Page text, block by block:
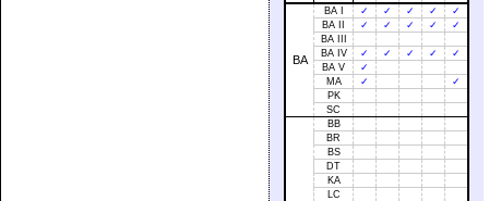
BA
BA I ✓ ✓ ✓ ✓
✓
BA II
✓ ✓ ✓ ✓
✓
BA III
BA IV
✓ ✓ ✓ ✓
✓
BA V
✓
MA
✓
✓
PK
SC
BB
BR
BS
DT
KA
LC